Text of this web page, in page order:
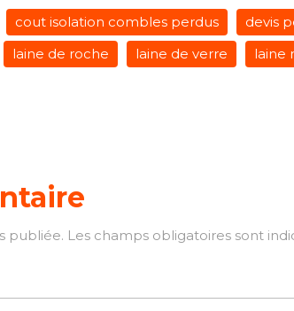
cout isolation combles perdus devis
laine de roche laine de verre laine
publiée. Les champs obligatoires sont